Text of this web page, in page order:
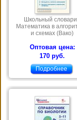
Школьный
Математика в
и схемах (Вако)
Оптовая цена:
170 руб.
Подробнее